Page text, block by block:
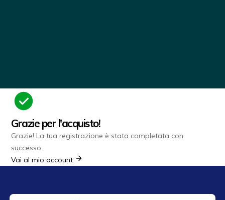
Grazie per l'acquisto!
Grazie! La tua registrazione è stata completata con
successo.
Vai al mio account